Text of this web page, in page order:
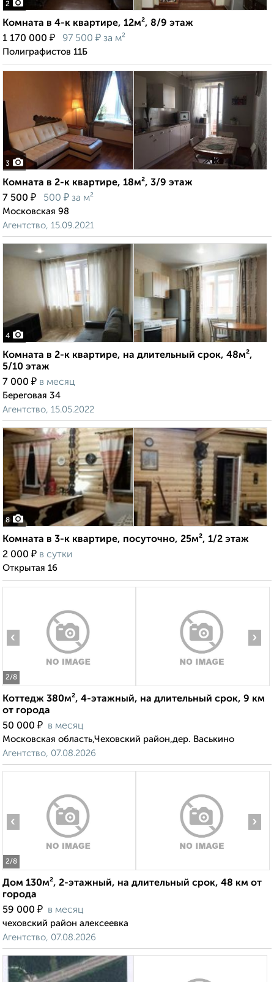
2
Комната в 4-к квартире, 12м², 8/9 этаж
1 170 000 ₽ 97 500 ₽ за м²
Полиграфистов 11Б
3
Комната в 2-к квартире, 18м², 3/9 этаж
7 500 ₽ 500 ₽ за м²
Московская 98
Агентство, 15.09.2021
4
Комната в 2-к квартире, на длительный срок, 48м²,
5/10 этаж
7 000 ₽ в месяц
Береговая 34
Агентство, 15.05.2022
8
Комната в 3-к квартире, посуточно, 25м², 1/2 этаж
2 000 ₽ в сутки
Открытая 16
2/8
‹ ›
Коттедж 380м², 4-этажный, на длительный срок, 9 км
от города
50 000 ₽ в месяц
Московская область,Чеховский район,дер. Васькино
Агентство, 07.08.2026
2/8
‹ ›
Дом 130м², 2-этажный, на длительный срок, 48 км от
города
59 000 ₽ в месяц
чеховский район алексеевка
Агентство, 07.08.2026